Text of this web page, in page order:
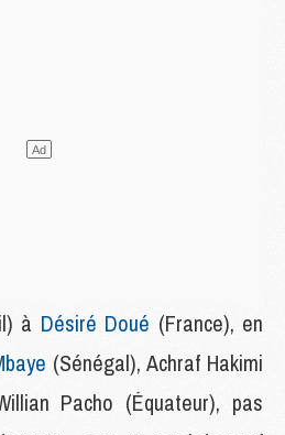
à Désiré Doué (France), en
(Sénégal), Achraf Hakimi
Pacho (Équateur), pas